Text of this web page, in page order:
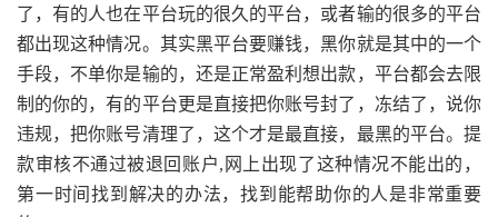
了，有的人也在平台玩的很久的平台，或者输的很多的平台
都出现这种情况。其实黑平台要赚钱，黑你就是其中的一个
手段，不单你是输的，还是正常盈利想出款，平台都会去限
制的你的，有的平台更是直接把你账号封了，冻结了，说你
违规，把你账号清理了，这个才是最直接，最黑的平台。提
款审核不通过被退回账户,网上出现了这种情况不能出的，
第一时间找到解决的办法，找到能帮助你的人是非常重要